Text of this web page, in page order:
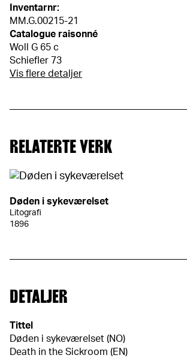
Inventarnr:
MM.G.00215-21
Catalogue raisonné
Woll G 65 c
Schiefler 73
Vis flere detaljer
RELATERTE VERK
Døden i sykeværelset
Litografi
1896
DETALJER
Tittel
Døden i sykeværelset (NO)
Death in the Sickroom (EN)